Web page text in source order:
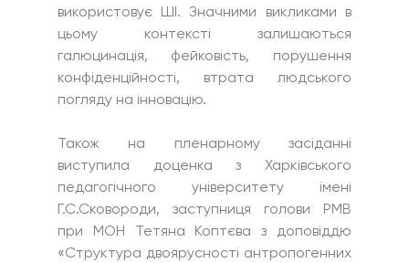
використовує ШІ. Значними викликами в
цьому контексті залишаються
галюцинація, фейковість, порушення
конфіденційності, втрата людського
погляду на інновацію.
Також на пленарному засіданні
виступила доценка з Харківського
педагогічного університету імені
Г.С.Сковороди, заступниця голови РМВ
при МОН Тетяна Коптєва з доповіддю
«Структура двоярусності антропогенних